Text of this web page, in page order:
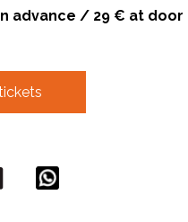
advance / 29 € at door
Twitter